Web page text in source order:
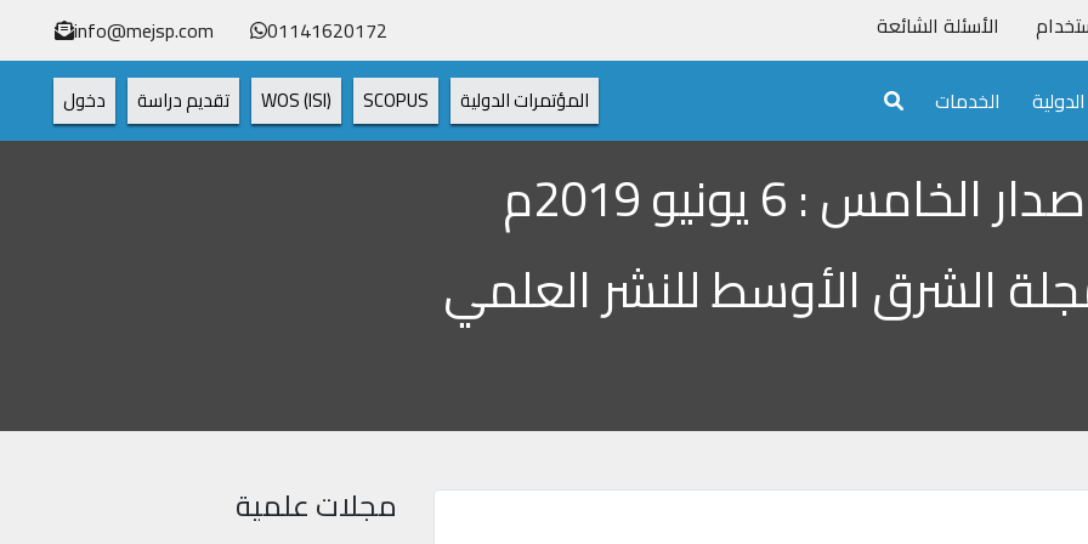
الأسئلة الشائعة 01141620172
info@mejsp.com
الخدمات المؤتمرات الدولية SCOPUS
WOS (ISI) تقديم دراسة دخول
الخامس :6يونيو2019م
الشرق الأوسط للنشر العلمي
مجلات علمية